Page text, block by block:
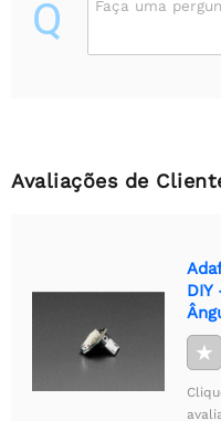
Q Faça uma
Avaliações de
★